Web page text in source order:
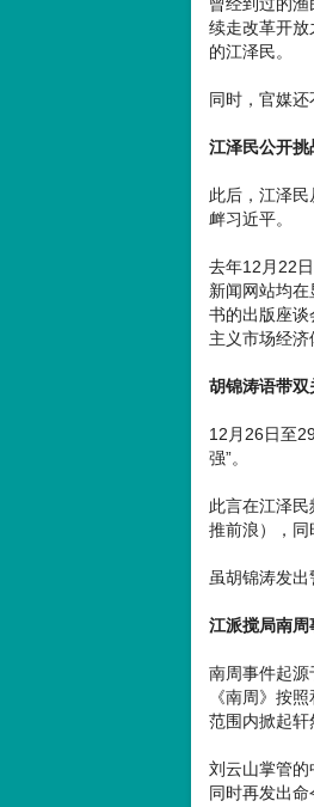
续走改革开
的江泽民。
同时，官媒还
江泽民公开挑
此后，江泽
衅习近平。
去年12月22
新闻网站均
书的出版座
主义市场经
胡锦涛语带双
12月26日至
强”。
此言在江泽民
推前浪），同
虽胡锦涛发出
江派搅局南
南周事件起
《南周》按
范围内掀起轩
刘云山掌管的
同时再发出命